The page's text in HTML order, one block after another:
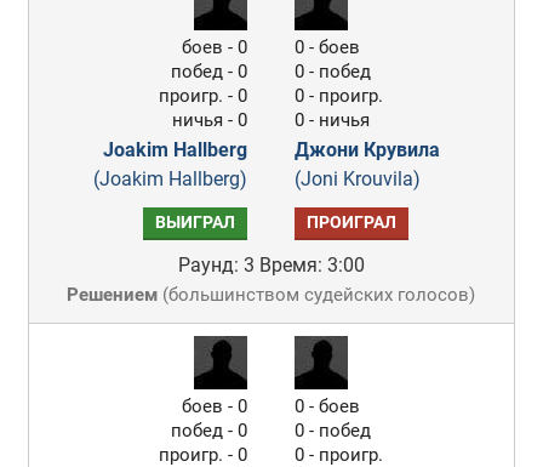
боев - 0
побед - 0
проигр. - 0
ничья - 0
Joakim Hallberg
(Joakim Hallberg)
0 - боев
0 - побед
0 - проигр.
0 - ничья
Джони Крувила
(Joni Krouvila)
ВЫИГРАЛ ПРОИГРАЛ
Раунд: 3 Время: 3:00
Решением (большинством судейских голосов)
боев - 0
побед - 0
проигр. - 0
0 - боев
0 - побед
0 - проигр.